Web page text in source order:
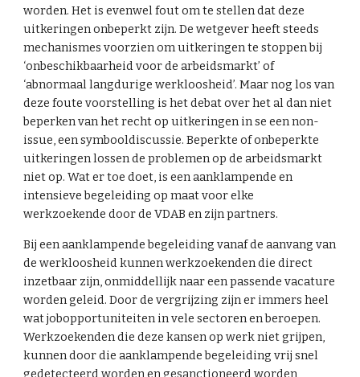
worden. Het is evenwel fout om te stellen dat deze
uitkeringen onbeperkt zijn. De wetgever heeft steeds
mechanismes voorzien om uitkeringen te stoppen bij
‘onbeschikbaarheid voor de arbeidsmarkt’ of
‘abnormaal langdurige werkloosheid’. Maar nog los van
deze foute voorstelling is het debat over het al dan niet
beperken van het recht op uitkeringen in se een non-
issue, een symbooldiscussie. Beperkte of onbeperkte
uitkeringen lossen de problemen op de arbeidsmarkt
niet op. Wat er toe doet, is een aanklampende en
intensieve begeleiding op maat voor elke
werkzoekende door de VDAB en zijn partners.
Bij een aanklampende begeleiding vanaf de aanvang van
de werkloosheid kunnen werkzoekenden die direct
inzetbaar zijn, onmiddellijk naar een passende vacature
worden geleid. Door de vergrijzing zijn er immers heel
wat jobopportuniteiten in vele sectoren en beroepen.
Werkzoekenden die deze kansen op werk niet grijpen,
kunnen door die aanklampende begeleiding vrij snel
gedetecteerd worden en gesanctioneerd worden